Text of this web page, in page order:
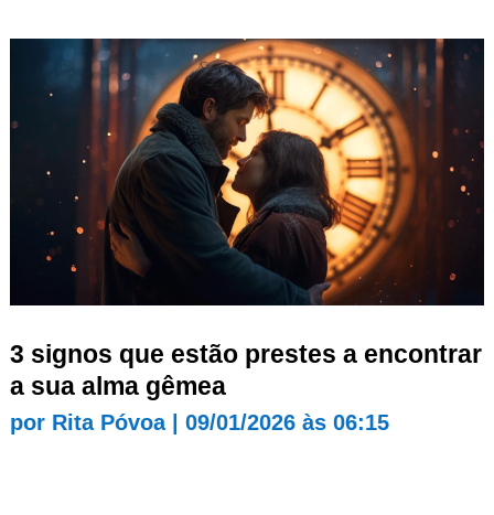
3 signos que estão prestes a encontrar
a sua alma gêmea
por Rita Póvoa| 09/01/2026 às 06:15